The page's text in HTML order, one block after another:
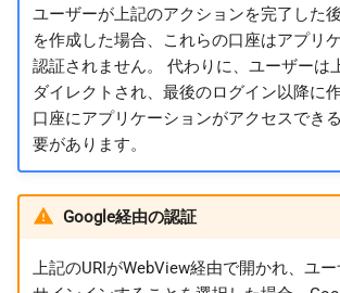
ユーザーが上記のアクションを完了した
を作成した場合、これらの口座はアプリ
認証されません。 代わりに、ユーザーは
ダイレクトされ、最後のログイン以降に
口座にアプリケーションがアクセスでき
要があります。
Google経由の認証
上記のURIがWebView経由で開かれ、ユ